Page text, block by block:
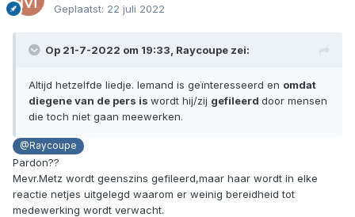
Geplaatst: 22 juli 2022
Op 21-7-2022 om 19:33, Raycoupe zei:
Altijd hetzelfde liedje. Iemand is geïnteresseerd en omdat
diegene van de pers is wordt hij/zij gefileerd door mensen
die toch niet gaan meewerken.
@Raycoupe
Pardon??
Mevr.Metz wordt geenszins gefileerd,maar haar wordt in elke
reactie netjes uitgelegd waarom er weinig bereidheid tot
medewerking wordt verwacht.